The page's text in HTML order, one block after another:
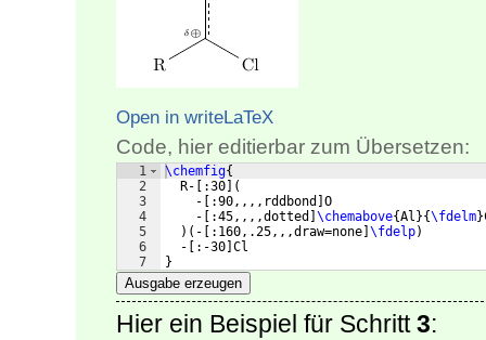
Open in writeLaTeX
Code, hier editierbar zum Übersetzen:
1
2
3
4
5
6
7
\chemfig{
  R-
:30
(
    -
:90,,,,rddbond
O
    -
:45,,,,dotted \chemabove{Al }{\fdelm}
) ( - :160,.25,,,draw=none \fdelp)
  -
:-30 Cl
}
Ausgabe erzeugen
Hier ein Beispiel für Schritt3: